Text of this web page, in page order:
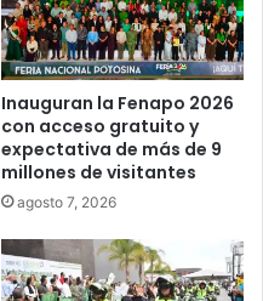
Inauguran la Fenapo 2026
con acceso gratuito y
expectativa de más de 9
millones de visitantes
agosto 7, 2026